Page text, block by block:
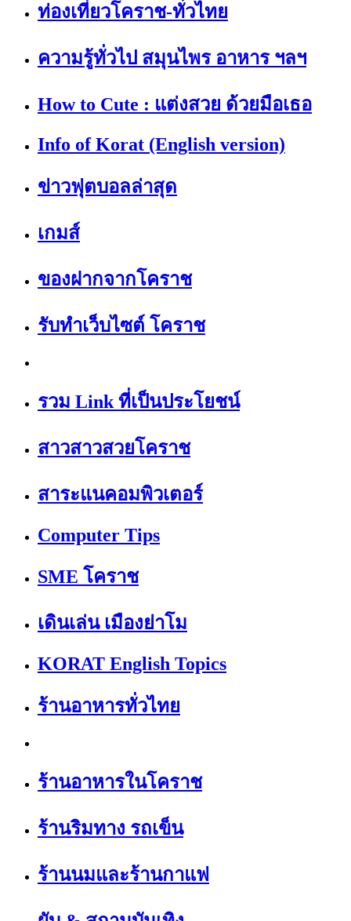
ท่องเที่ยวโคราช-ทั่วไทย
ความรู้ทั่วไป สมุนไพร อาหาร ฯลฯ
How to Cute : แต่งสวย ด้วยมือเธอ
Info of Korat (English version)
ข่าวฟุตบอลล่าสุด
เกมส์
ของฝากจากโคราช
รับทำเว็บไซต์ โคราช
รวม Link ที่เป็นประโยชน์
สาวสาวสวยโคราช
สาระแนคอมพิวเตอร์
Computer Tips
SME โคราช
เดินเล่น เมืองย่าโม
KORAT English Topics
ร้านอาหารทั่วไทย
ร้านอาหารในโคราช
ร้านริมทาง รถเข็น
ร้านนมและร้านกาแฟ